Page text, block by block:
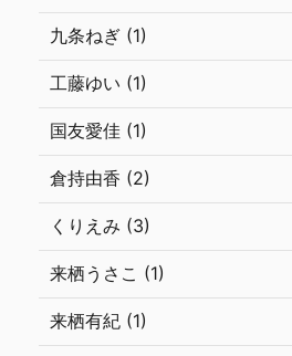
九条ねぎ (1)
工藤ゆい (1)
国友愛佳 (1)
倉持由香 (2)
くりえみ (3)
来栖うさこ (1)
来栖有紀 (1)